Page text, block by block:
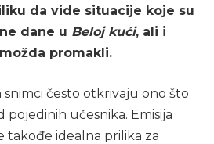
da vide situacije koje su
dane u Beloj kući, ali i
promakli.
snimci često otkrivaju ono što
pojedinih učesnika. Emisija
takođe idealna prilika za